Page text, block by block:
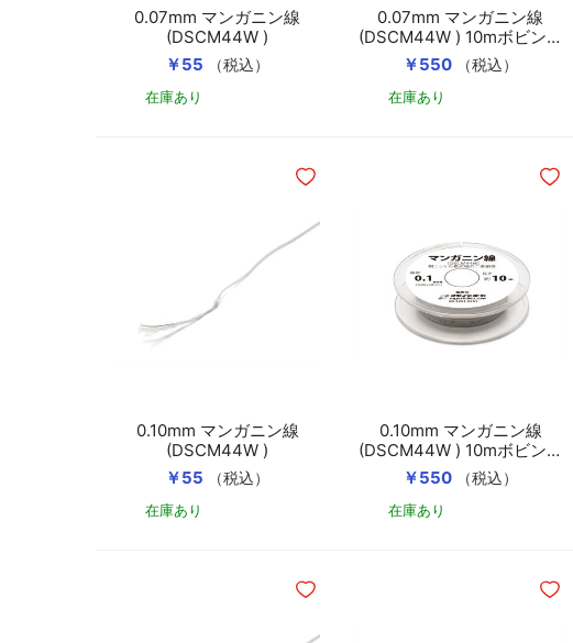
￥55 （税込）
0.07mm マンガニン線
(DSCM44W )
在庫あり
￥550 （税込）
0.07mm マンガニン線
(DSCM44W ) 10mボビン巻
き
在庫あり
￥55 （税込）
0.10mm マンガニン線
(DSCM44W )
在庫あり
ほしいものリストに追加
￥550 （税込）
0.10mm マンガニン線
(DSCM44W ) 10mボビン巻
き
在庫あり
ほし
ほしいものリストに追加 ほし